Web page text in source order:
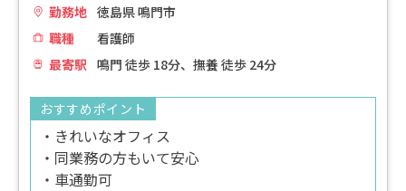
勤務地 徳島県 鳴門市
職種
看護師
最寄駅 鳴門 徒歩 18分、撫養 徒歩 24分
おすすめポイント
・きれいなオフィス
・同業務の方もいて安心
・車通勤可